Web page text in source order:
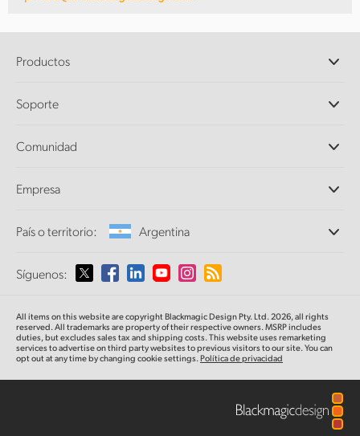
Productos
DaVinci Resolve y Fusion
Ultimatte
Captura y reproducción
Conversión de formatos
Supervisión
Almacenamiento en redes
Direccionamiento y distribución
Transmisión y codificación
Soporte
Centro de soporte técnico
Comunidad
Empresa
Perfil empresarial
Medios
País o territorio: Argentina
Selecciona un país o territorio
Australia
Austria
Síguenos:
All items on this website are copyright Blackmagic Design Pty. Ltd. 2026, all rights
reserved. All trademarksare propertyof their respective owners. MSRP includes
duties, but excludes sales tax and shipping costs.This website uses remarketing
services to advertise on third party websites to previous visitors to our site.You can
opt out at any time by changing cookie settings.Política de privacidad